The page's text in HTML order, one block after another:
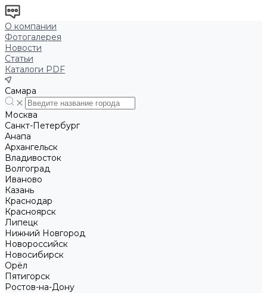
О компании
Фотогалерея
Новости
Статьи
Каталоги PDF
Самара
Москва
Санкт-Петербург
Анапа
Архангельск
Владивосток
Волгоград
Иваново
Казань
Краснодар
Красноярск
Липецк
Нижний Новгород
Новороссийск
Новосибирск
Орёл
Пятигорск
Ростов-на-Дону